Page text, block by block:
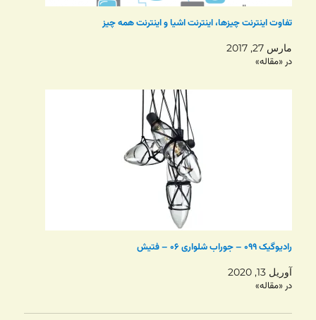
تفاوت اینترنت چیزها، اینترنت اشیا و اینترنت همه چیز
مارس 27, 2017
در «مقاله»
رادیوگیک ۰۹۹ – جوراب شلواری ۰۶ – فتیش
آوریل 13, 2020
در «مقاله»